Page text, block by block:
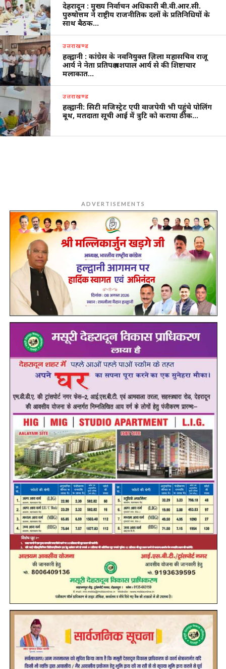
देहरादून : मुख्य निर्वाचन अधिकारी बी.वी.आर.सी.
पुरुषोत्तम ने राष्ट्रीय राजनीतिक दलों के प्रतिनिधियों के
साथ बैठक…
उत्तराखण्ड
हल्द्वानी : कांग्रेस के नवनियुक्त ज़िला महासचिव राजू
आर्य ने नेता प्रतिपक्ष यशपाल आर्य से की शिष्टाचार
मलाकात…
उत्तराखण्ड
हल्द्वानी: सिटी मजिस्ट्रेट एपी वाजपेयी भी पहुंचे पोलिंग
बूथ, मतदाता सूची आई में त्रुटि को कराया ठीक…
ADVERTISEMENTS